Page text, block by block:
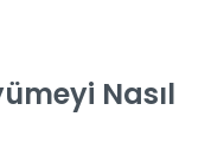
Nasıl